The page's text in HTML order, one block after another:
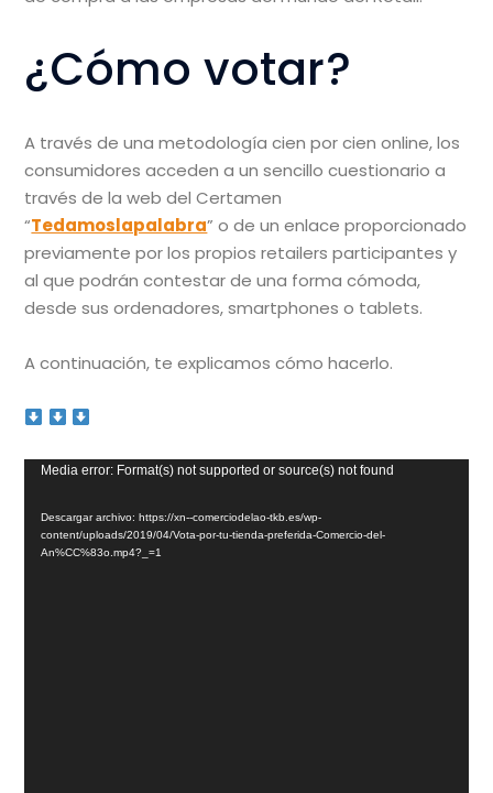
¿Cómo votar?
A través de una metodología cien por cien online, los
consumidores acceden a un sencillo cuestionario a
través de la web del Certamen
“Tedamoslapalabra” o de un enlace proporcionado
previamente por los propios retailers participantes y
al que podrán contestar de una forma cómoda,
desde sus ordenadores, smartphones o tablets.
A continuación, te explicamos cómo hacerlo.
Reproductor
vídeo
Media error: Format(s) not supported or source(s) not found
Descargar archivo: https://xn--comerciodelao-tkb.es/wp-
content/uploads/2019/04/Vota-por-tu-tienda-preferida-Comercio-del-
An%CC%83o.mp4?_=1